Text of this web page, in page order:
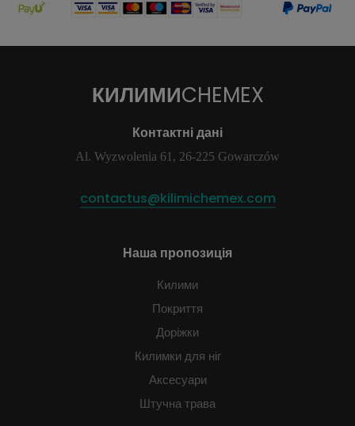
КИЛИМИCHEMEX
Контактні дані
Al. Wyzwolenia 61, 26-225 Gowarczów
contactus@kilimichemex.com
Наша пропозиція
Килими
Покриття
Доріжки
Килимки для ніг
Аксесуари
Штучна трава